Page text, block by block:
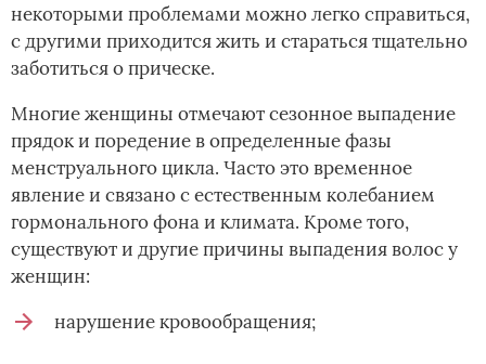
некоторыми проблемами можно легко справиться,
с другими приходится жить и стараться тщательно
заботиться о прическе.
Многие женщины отмечают сезонное выпадение
прядок и поредение в определенные фазы
менструального цикла. Часто это временное
явление и связано с естественным колебанием
гормонального фона и климата. Кроме того,
существуют и другие причины выпадения волос у
женщин:
нарушение кровообращения;